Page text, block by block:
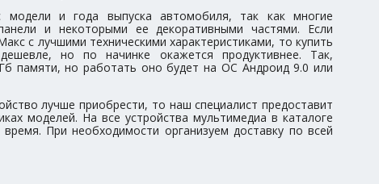
и года выпуска автомобиля, так как многие
и некоторыми ее декоративными частями. Если
с лучшими техническими характеристиками, то купить
но по начинке окажется продуктивнее. Так,
памяти, но работать оно будет на ОС Андроид 9.0 или
лучше приобрести, то наш специалист предоставит
моделей. На все устройства мультимедиа в каталоге
При необходимости организуем доставку по всей